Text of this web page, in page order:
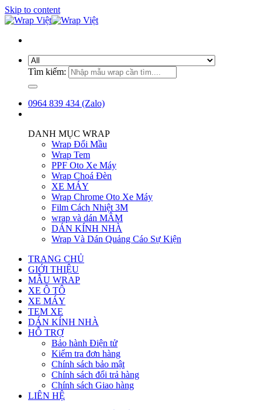
Skip to content
Tìm kiếm:
0964 839 434 (Zalo)
DANH MỤC WRAP
Wrap Đổi Mầu
Wrap Tem
PPF Oto Xe Máy
Wrap Choá Đèn
XE MÁY
Wrap Chrome Oto Xe Máy
Film Cách Nhiệt 3M
wrap và dán MÂM
DÁN KÍNH NHÀ
Wrap Và Dán Quảng Cáo Sự Kiện
TRANG CHỦ
GIỚI THIỆU
MẪU WRAP
XE Ô TÔ
XE MÁY
TEM XE
DÁN KÍNH NHÀ
HỖ TRỢ
Bảo hành Điện tử
Kiểm tra đơn hàng
Chính sách bảo mật
Chính sách đổi trả hàng
Chính sách Giao hàng
LIÊN HỆ